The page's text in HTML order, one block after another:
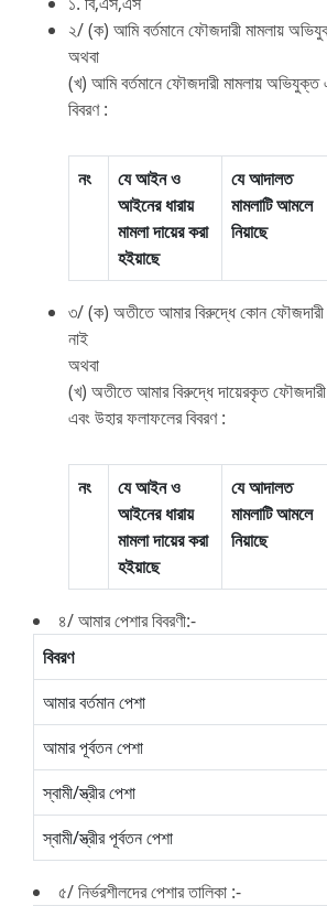
২/ (ক) আমি বর্তমানে ফৌজদারী মামলায়
অথবা
(খ) আমি বর্তমানে ফৌজদারী মামলায় অভিযুক্ত
বিবরণ :
নং
যে আইন ও
আইনের ধারায়
মামলা দায়ের করা
হইয়াছে
যে আদালত
মামলাটি আমলে
নিয়াছে
৩/ (ক) অতীতে আমার বিরুদ্ধে কোন ফৌজদারী
নাই
অথবা
(খ) অতীতে আমার বিরুদ্ধে দায়েরকৃত ফৌজদারী
এবং উহার ফলাফলের বিবরণ :
নং
যে আইন ও
আইনের ধারায়
মামলা দায়ের করা
হইয়াছে
যে আদালত
মামলাটি আমলে
নিয়াছে
৪/ আমার পেশার বিবরণী:-
বিবরণ
আমার বর্তমান পেশা
আমার পূর্বতন পেশা
স্বামী/স্ত্রীর পেশা
স্বামী/স্ত্রীর পূর্বতন পেশা
৫/ নির্ভরশীলদের পেশার তালিকা :-